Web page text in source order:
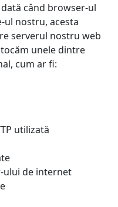
când browser-ul
ul nostru, acesta
serverul nostru web
unele dintre
cum ar fi:
utilizată
ului de internet